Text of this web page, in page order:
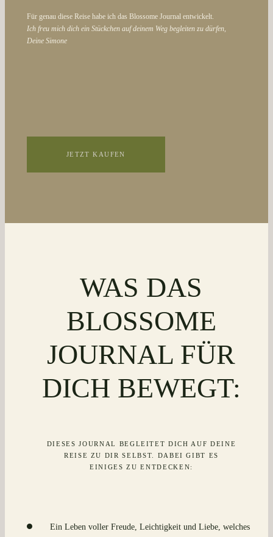
JETZT KAUFEN
Für genau diese Reise habe ich das Blossome Journal entwickelt.
Ich freu mich dich ein Stückchen auf deinem Weg begleiten zu dürfen,
Deine Simone
WAS DAS
BLOSSOME
JOURNAL FÜR
DICH BEWEGT:
DIESES JOURNAL BEGLEITET DICH AUF DEINE
REISE ZU DIR SELBST. DABEI GIBT ES
EINIGES ZU ENTDECKEN:
Ein Leben voller Freude, Leichtigkeit und Liebe, welches